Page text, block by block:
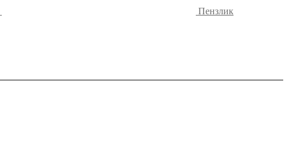
Пензлик